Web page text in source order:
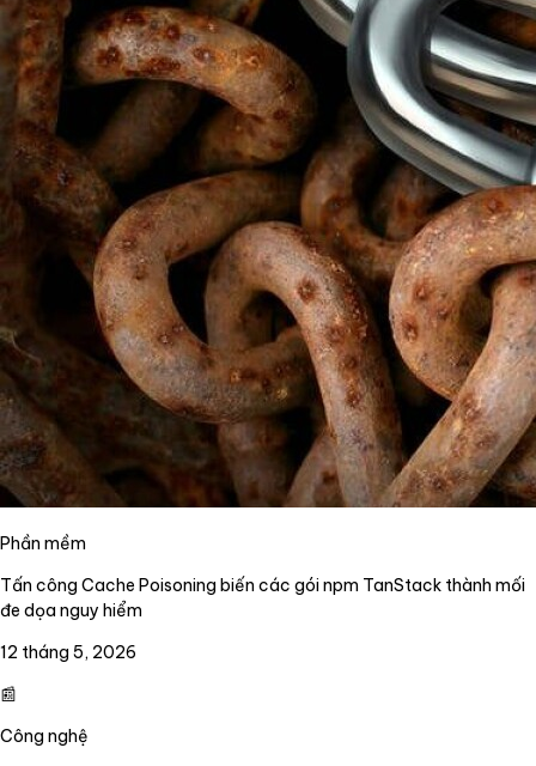
Phần mềm
Tấn công Cache Poisoning biến các gói npm TanStack thành mối
đe dọa nguy hiểm
12 tháng 5, 2026
📰
Công nghệ